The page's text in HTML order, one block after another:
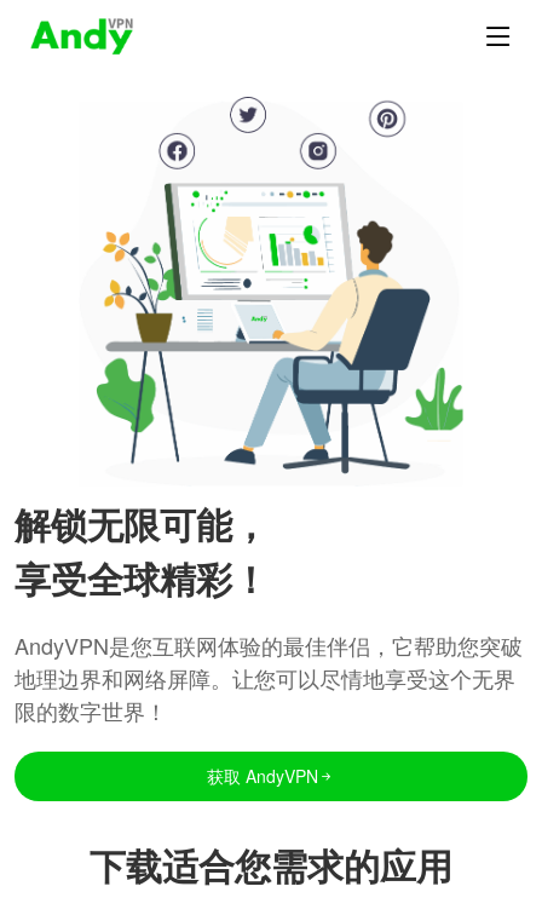
解锁无限可能，
享受全球精彩！
AndyVPN是您互联网体验的最佳伴侣，它帮助您突破
地理边界和网络屏障。让您可以尽情地享受这个无界
限的数字世界！
获取 AndyVPN
下载适合您需求的应用